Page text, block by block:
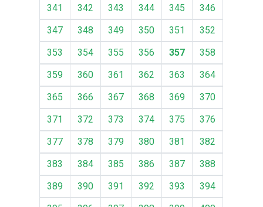
341
342 343 344 345
346
347
348 349 350 351
352
353
354 355 356 357
358
359
360 361 362 363
364
365
366 367 368 369
370
371
372 373 374 375
376
377
378 379 380 381
382
383
384 385 386 387
388
389
390 391 392 393
394